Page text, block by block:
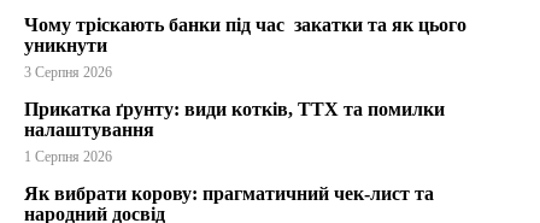
Чому тріскають банки під час закатки та як цього
уникнути
3 Серпня 2026
Прикатка ґрунту: види котків, ТТХ та помилки
налаштування
1 Серпня 2026
Як вибрати корову: прагматичний чек-лист та
народний досвід